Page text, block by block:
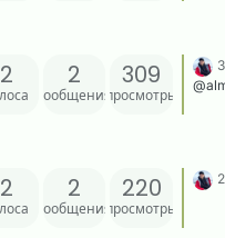
2 2
сообщения
309
просмотры
2 2
сообщения
220
просмотры